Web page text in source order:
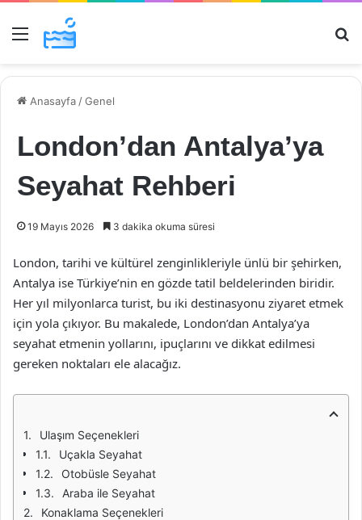
Menü
Anasayfa /Genel
London’dan Antalya’ya
Seyahat Rehberi
19 Mayıs 2026 3 dakika okuma süresi
London, tarihi ve kültürel zenginlikleriyle ünlü bir şehirken,
Antalya ise Türkiye’nin en gözde tatil beldelerinden biridir.
Her yıl milyonlarca turist, bu iki destinasyonu ziyaret etmek
için yola çıkıyor. Bu makalede, London’dan Antalya’ya
seyahat etmenin yollarını, ipuçlarını ve dikkat edilmesi
gereken noktaları ele alacağız.
Ulaşım Seçenekleri
Uçakla Seyahat
Otobüsle Seyahat
Araba ile Seyahat
Konaklama Seçenekleri